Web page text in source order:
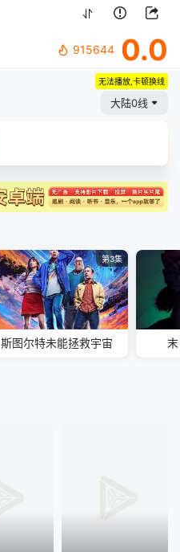
915644 0.0
无法播放,卡顿换线
大陆0线
第3集
斯图尔特未能拯救宇宙